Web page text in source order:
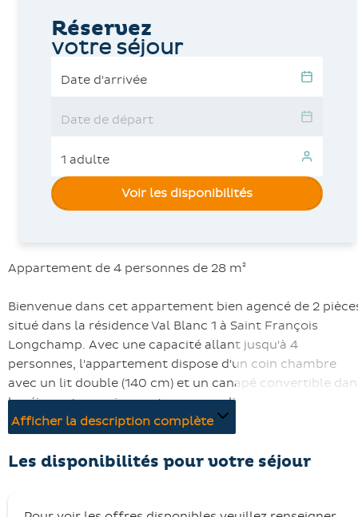
Appartement de 4 personnes de 28 m²
Bienvenue dans cet appartement bien agencé de 2
situé dans la résidence Val Blanc 1 à Saint François
Longchamp. Avec une capacité allant jusqu'à 4
personnes, l'appartement dispose d'un coin chambre
avec un lit double (140 cm) et un canapé convertible
le séjour et un coin montagne avec lit superposé dans
l'entrée.
La cuisine bien équipée comprend des appareils
Afficher la description complète
Les disponibilités pour votre séjour
Réservez
votre séjour
Voir les disponibilités